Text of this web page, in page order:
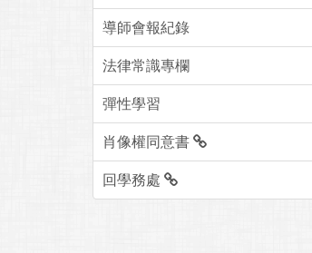
導師會報紀錄
法律常識專欄
彈性學習
肖像權同意書
回學務處